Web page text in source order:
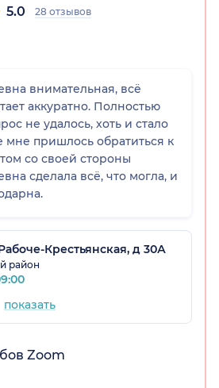
5.0 28 отзывов
внимательная, всё
аккуратно. Полностью
не удалось, хоть и стало
мне пришлось обратиться к
со своей стороны
сделала всё, что могла, и
Крестьянская, д 30А
район
показать
Zoom